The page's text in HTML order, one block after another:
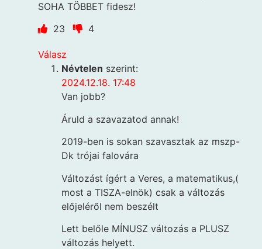
SOHA TÖBBET fidesz!
23
4
Válasz
Névtelen szerint:
2024.12.18. 17:48
Van jobb?
Áruld a szavazatod annak!
2019-ben is sokan szavasztak az mszp-
Dk trójai falovára
Változást ígért a Veres, a matematikus,(
most a TISZA-elnök) csak a változás
előjeléről nem beszélt
Lett belőle MÍNUSZ változás a PLUSZ
változás helyett.